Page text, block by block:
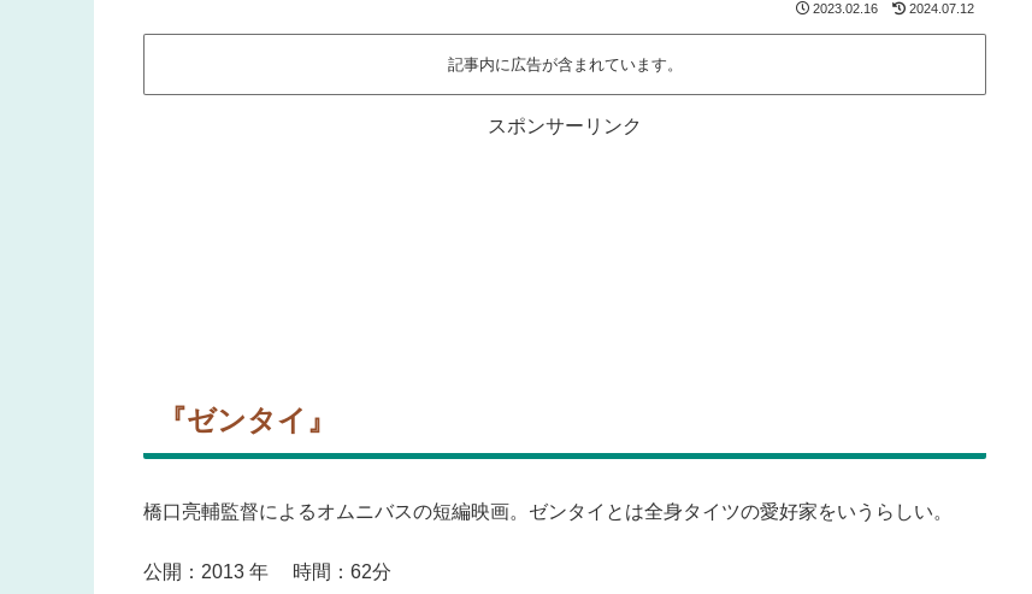
2023.02.16 2024.07.12
記事内に広告が含まれています。
スポンサーリンク
『ゼンタイ』
橋口亮輔監督によるオムニバスの短編映画。ゼンタイとは全身タイツの愛好家をいうらしい。
公開：2013 年 時間：62分